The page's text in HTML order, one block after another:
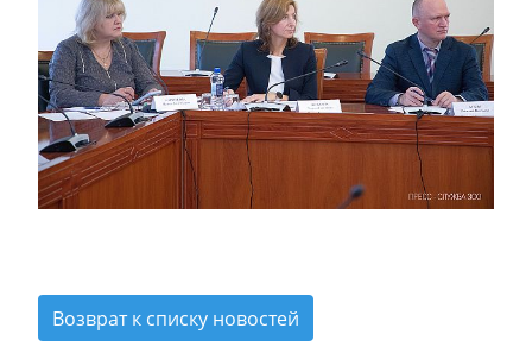
Возврат к списку новостей